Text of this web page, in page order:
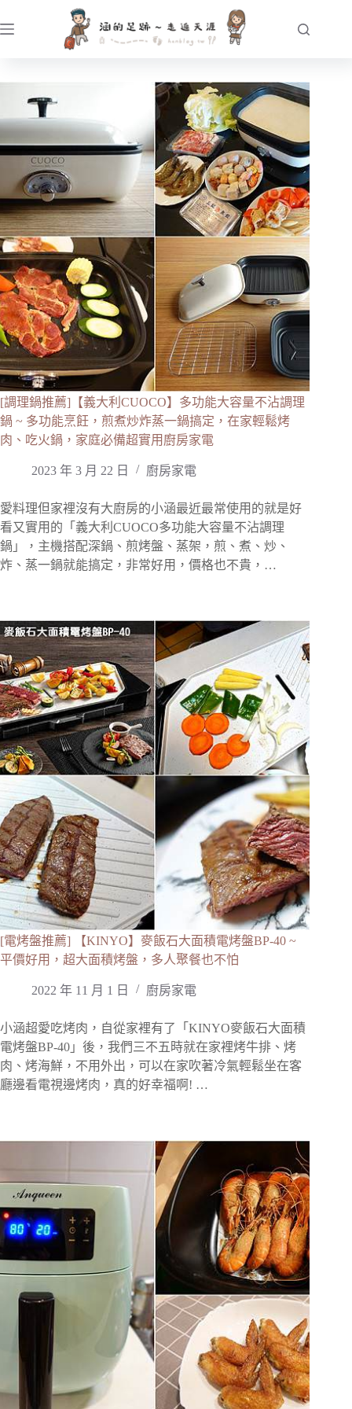
至
內
[調理鍋推薦]【義大利CUOCO】多功能大容量不沾調理
鍋 ~ 多功能烹飪，煎煮炒炸蒸一鍋搞定，在家輕鬆烤
肉、吃火鍋，家庭必備超實用廚房家電
2023 年 3 月 22 日 廚房家電
愛料理但家裡沒有大廚房的小涵最近最常使用的就是好
看又實用的「義大利CUOCO多功能大容量不沾調理
鍋」，主機搭配深鍋、煎烤盤、蒸架，煎、煮、炒、
炸、蒸一鍋就能搞定，非常好用，價格也不貴，…
[電烤盤推薦] 【KINYO】麥飯石大面積電烤盤BP-40 ~
平價好用，超大面積烤盤，多人聚餐也不怕
2022 年 11 月 1 日 廚房家電
小涵超愛吃烤肉，自從家裡有了「KINYO麥飯石大面積
電烤盤BP-40」後，我們三不五時就在家裡烤牛排、烤
肉、烤海鮮，不用外出，可以在家吹著冷氣輕鬆坐在客
廳邊看電視邊烤肉，真的好幸福啊! …